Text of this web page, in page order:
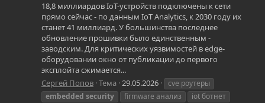
18,8 миллиардов IoT-устройств подключены к сети
прямо сейчас - по данным IoT Analytics, к 2030 году их
станет 41 миллиард. У большинства последнее
обновление прошивки было единственным -
заводским. Для критических уязвимостей в edge-
оборудовании окно от публикации до первого
эксплойта сжимается...
Сергей Попов Тема 29.05.2026
cve роутеры
embedded security firmware анализ
iot ботнет